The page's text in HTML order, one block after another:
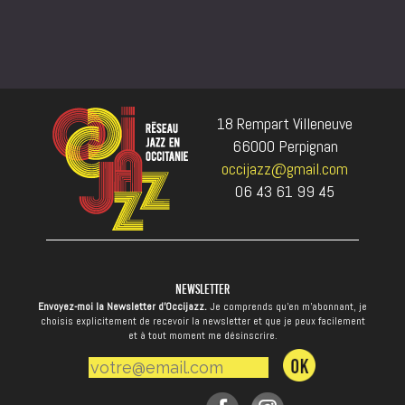
18 Rempart Villeneuve
66000 Perpignan
occijazz@gmail.com
06 43 61 99 45
NEWSLETTER
Envoyez-moi la Newsletter d'Occijazz.Je comprends qu’en m’abonnant, je
choisis explicitement de recevoir la newsletter et que je peux facilement
et à tout moment me désinscrire.